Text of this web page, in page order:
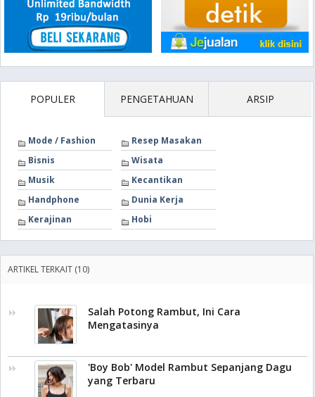
POPULER PENGETAHUAN ARSIP
Mode / Fashion
Resep Masakan
Bisnis
Wisata
Musik
Kecantikan
Handphone
Dunia Kerja
Kerajinan
Hobi
ARTIKEL TERKAIT (10)
Salah Potong Rambut, Ini Cara
Mengatasinya
'Boy Bob' Model Rambut Sepanjang Dagu
yang Terbaru